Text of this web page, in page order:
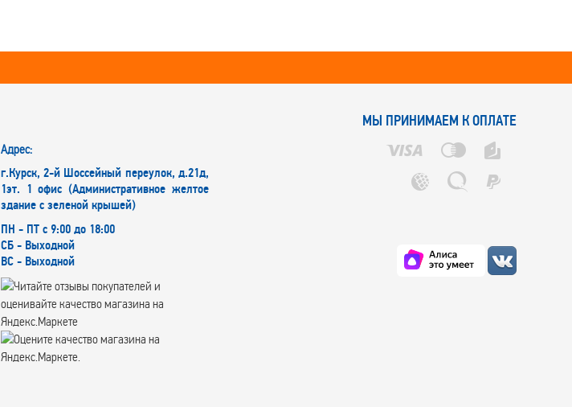
МЫ ПРИНИМАЕМ К ОПЛАТЕ
Адрес:
г.Курск, 2-й Шоссейный переулок, д.21д,
1эт. 1 офис (Административное желтое
здание с зеленой крышей)
ПН - ПТ с 9:00 до 18:00
СБ - Выходной
ВС - Выходной